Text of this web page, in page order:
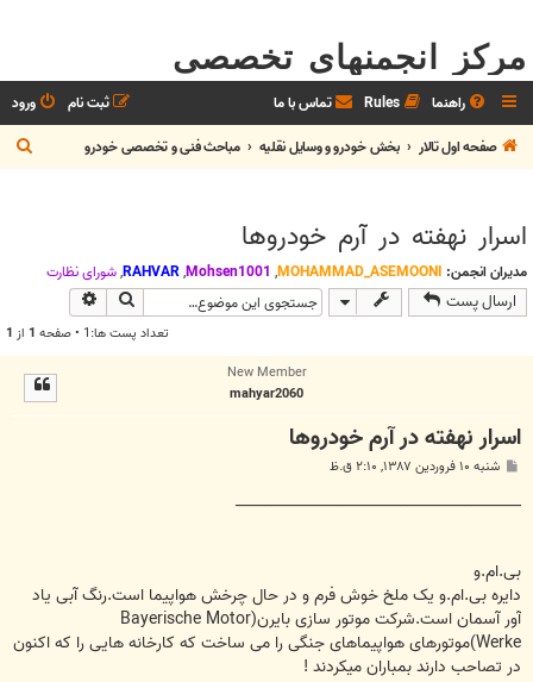
مرکز انجمنهای تخصصی
راهنما Rules تماس با ما ورود
ثبت نام
صفحه اول تالار
بخش خودرو و وسايل نقليه مباحث فنی و تخصصی خودرو
س
اسرار نهفته در آرم خودروها
مدیران انجمن: MOHAMMAD_ASEMOONI
,
Mohsen1001
,
RAHVAR
,شوراي نظارت
ارسال پست جستجو
تعداد پست ها:1 • صفحه 1 از 1
New Member
mahyar2060
اسرار نهفته در آرم خودروها
شنبه ۱۰ فروردین ۱۳۸۷, ۲:۱۰ ق.ظ
________________________________________
بی.ام.و
دایره بی.ام.و یک ملخ خوش فرم و در حال چرخش هواپیما است.رنگ آبی یاد
آور آسمان است.شرکت موتور سازی بایرن(Bayerische Motor
Werke)موتورهای هواپیماهای جنگی را می ساخت که کارخانه هایی را که اکنون
در تصاحب دارند بمباران میکردند !